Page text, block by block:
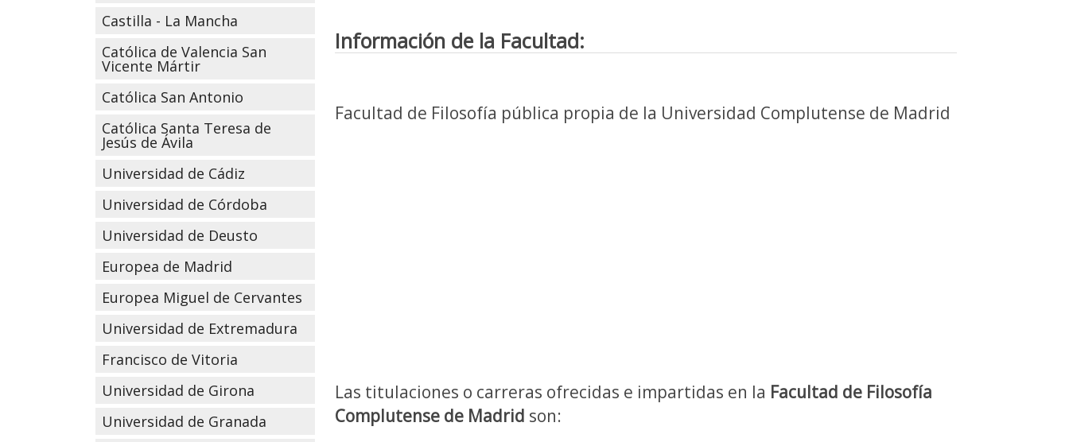
Castilla - La Mancha
Católica de Valencia San
Vicente Mártir
Católica San Antonio
Católica Santa Teresa de
Jesús de Ávila
Universidad de Cádiz
Universidad de Córdoba
Universidad de Deusto
Europea de Madrid
Europea Miguel de Cervantes
Universidad de Extremadura
Francisco de Vitoria
Universidad de Girona
Universidad de Granada
Información de la Facultad:
Facultad de Filosofía pública propia de la Universidad Complutense de Madrid
Las titulaciones o carreras ofrecidas e impartidas en la Facultad de Filosofía
Complutense de Madrid son: